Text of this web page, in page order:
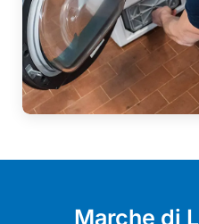
Marche di